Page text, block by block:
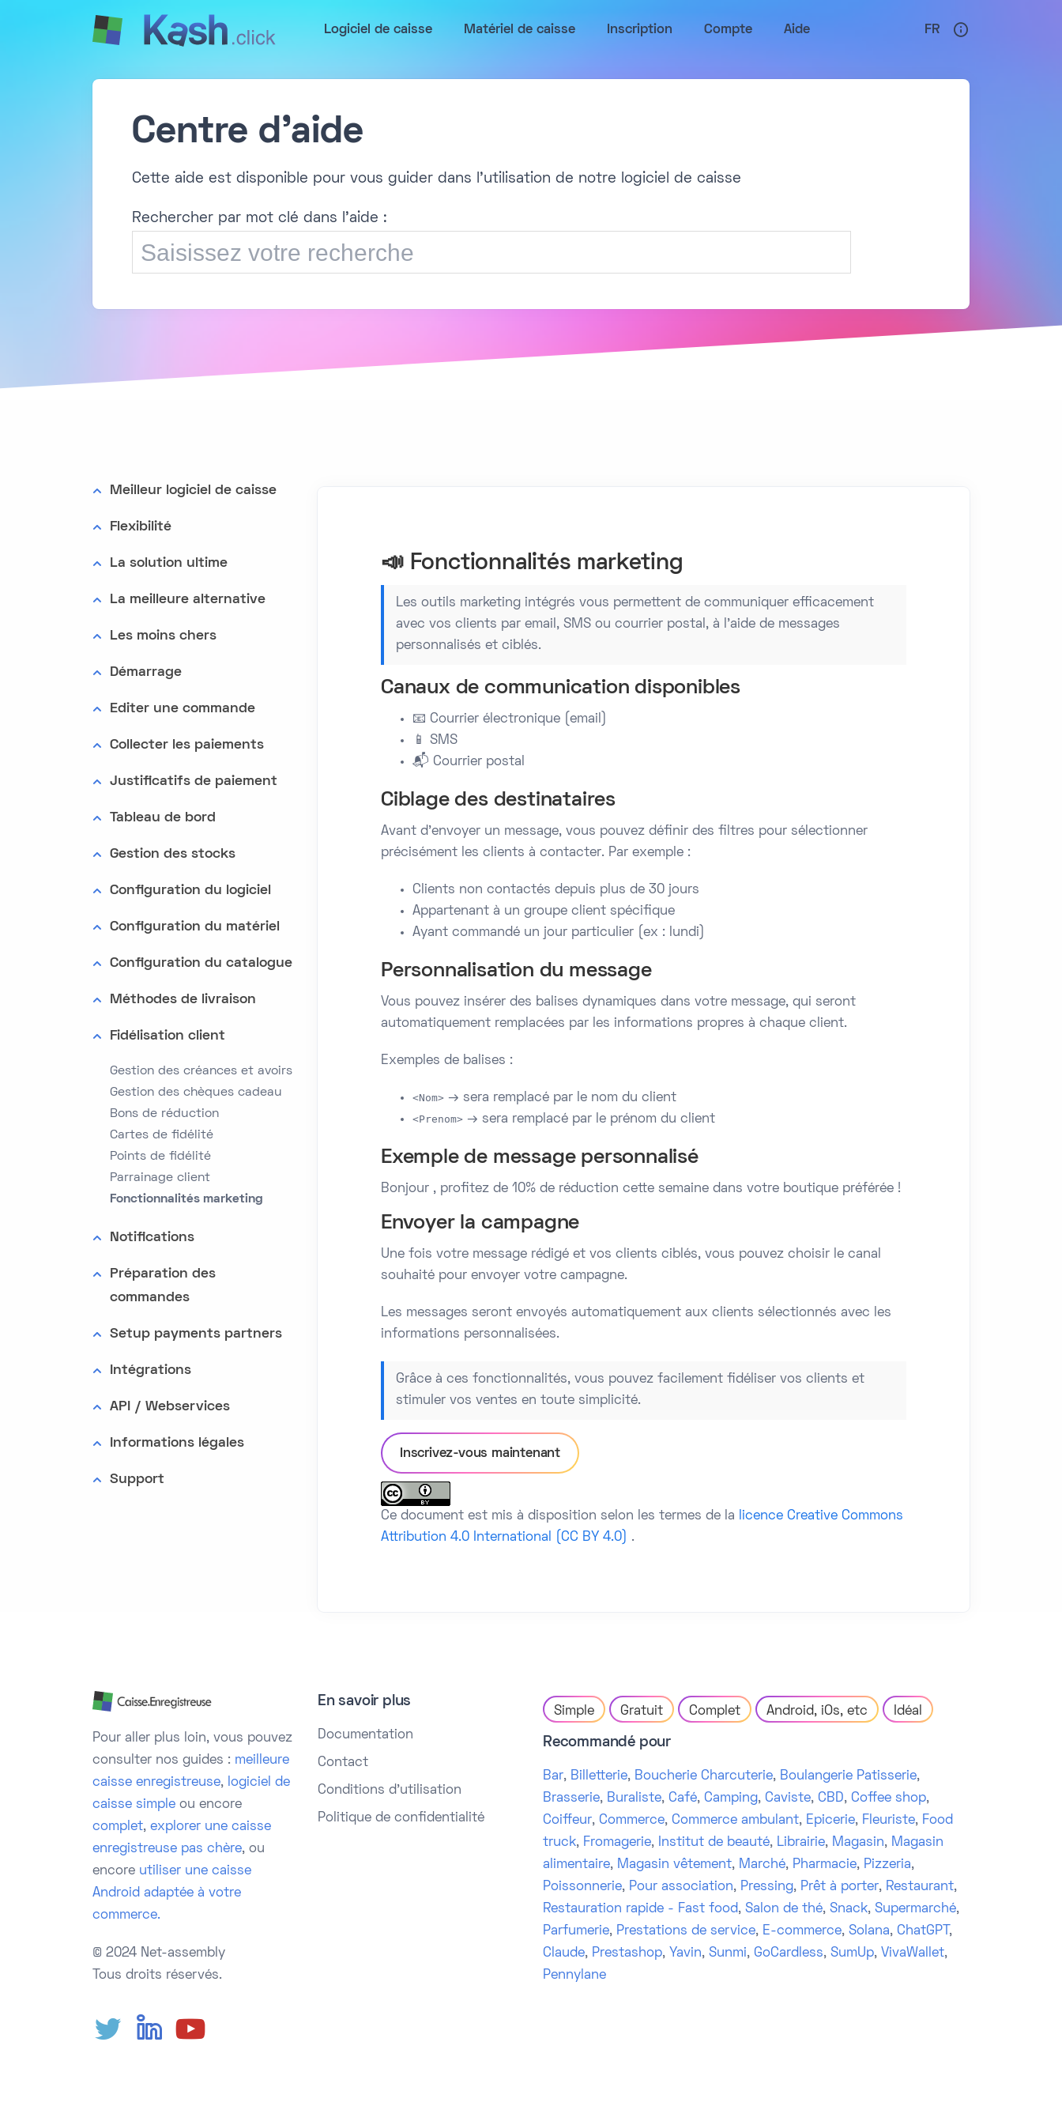
Logiciel de caisse Matériel de caisse Inscription Compte Aide FR
Centre d'aide
Cette aide est disponible pour vous guider dans l'utilisation de notre logiciel de caisse
Rechercher par mot clé dans l'aide :
Meilleur logiciel de caisse
Flexibilité
La solution ultime
La meilleure alternative
Les moins chers
Démarrage
Editer une commande
Collecter les paiements
Justificatifs de paiement
Tableau de bord
Gestion des stocks
Configuration du logiciel
Configuration du matériel
Configuration du catalogue
Méthodes de livraison
Fidélisation client
Gestion des créances et avoirs
Gestion des chèques cadeau
Bons de réduction
Cartes de fidélité
Points de fidélité
Parrainage client
Fonctionnalités marketing
Notifications
Préparation des
commandes
Setup payments partners
Intégrations
API / Webservices
Informations légales
Support
📣 Fonctionnalités marketing
Les outils marketing intégrés vous permettent de communiquer efficacement
avec vos clients par email, SMS ou courrier postal, à l’aide de messages
personnalisés et ciblés.
Canaux de communication disponibles
📧 Courrier électronique (email)
📱 SMS
📬 Courrier postal
Ciblage des destinataires
Avant d’envoyer un message, vous pouvez définir des filtres pour sélectionner
précisément les clients à contacter. Par exemple :
Clients non contactés depuis plus de 30 jours
Appartenant à un groupe client spécifique
Ayant commandé un jour particulier (ex : lundi)
Personnalisation du message
Vous pouvez insérer des balises dynamiques dans votre message, qui seront
automatiquement remplacées par les informations propres à chaque client.
Exemples de balises :
<Nom> → sera remplacé par le nom du client
<Prenom> → sera remplacé par le prénom du client
Exemple de message personnalisé
Bonjour , profitez de 10% de réduction cette semaine dans votre boutique préférée !
Envoyer la campagne
Une fois votre message rédigé et vos clients ciblés, vous pouvez choisir le canal
souhaité pour envoyer votre campagne.
Les messages seront envoyés automatiquement aux clients sélectionnés avec les
informations personnalisées.
Grâce à ces fonctionnalités, vous pouvez facilement fidéliser vos clients et
stimuler vos ventes en toute simplicité.
Inscrivez-vous maintenant
Ce document est mis à disposition selon les termes de la
licence Creative Commons
Attribution 4.0 International (CC BY 4.0) .
Pour aller plus loin, vous pouvez
consulter nos guides : meilleure
caisse enregistreuse, logiciel de
caisse simple ou encore
complet, explorer une caisse
enregistreuse pas chère, ou
encore utiliser une caisse
Android adaptée à votre
commerce.
© 2024 Net-assembly
Tous droits réservés.
En savoir plus
Documentation
Contact
Conditions d'utilisation
Politique de confidentialité
Simple Gratuit Complet Android, iOs, etc Idéal
Recommandé pour
Bar, Billetterie, Boucherie Charcuterie, Boulangerie Patisserie,
Brasserie, Buraliste, Café, Camping, Caviste, CBD, Coffee shop,
Coiffeur, Commerce, Commerce ambulant, Epicerie, Fleuriste, Food
truck, Fromagerie, Institut de beauté, Librairie, Magasin, Magasin
alimentaire, Magasin vêtement, Marché, Pharmacie, Pizzeria,
Poissonnerie, Pour association, Pressing, Prêt à porter, Restaurant,
Restauration rapide - Fast food, Salon de thé, Snack, Supermarché,
Parfumerie, Prestations de service, E-commerce, Solana, ChatGPT ,
Claude, Prestashop, Yavin, Sunmi, GoCardless, SumUp, VivaWallet,
Pennylane